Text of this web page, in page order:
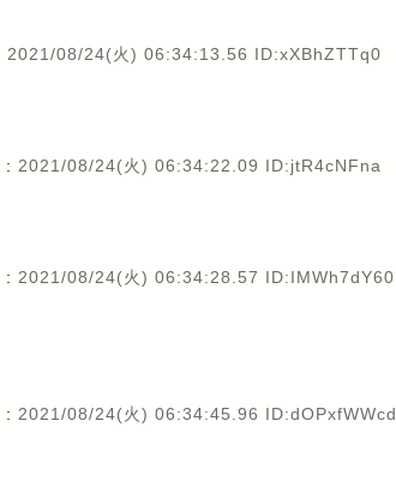
2021/08/24(火) 06:34:13.56 ID:xXBhZTTq0
: 2021/08/24(火) 06:34:22.09 ID:jtR4cNFna
: 2021/08/24(火) 06:34:28.57 ID:IMWh7dY60
: 2021/08/24(火) 06:34:45.96 ID:dOPxfWWcd